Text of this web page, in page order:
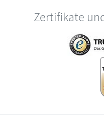
Zertifikate